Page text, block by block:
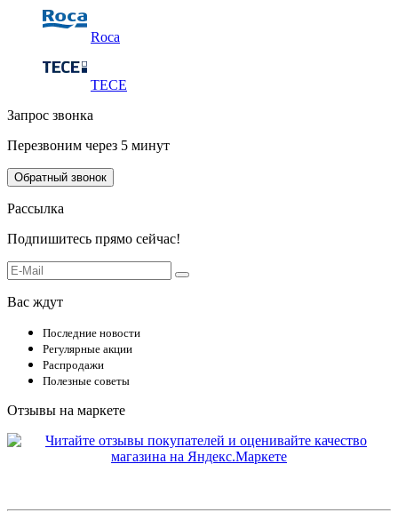
Roca
TECE
Запрос звонка
Перезвоним через 5 минут
Обратный звонок
Рассылка
Подпишитесь прямо сейчас!
Вас ждут
Последние новости
Регулярные акции
Распродажи
Полезные советы
Отзывы на маркете